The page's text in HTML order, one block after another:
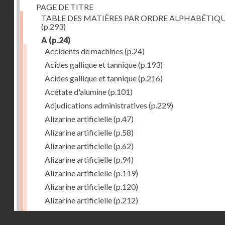
PAGE DE TITRE
TABLE DES MATIÈRES PAR ORDRE
(p.293)
A (p.24)
Accidents de machines (p.24)
Acides gallique et tannique(p.193)
Acides gallique et tannique(p.216)
Acétate d'alumine(p.101)
Adjudications administratives (p.229)
Alizarine artificielle(p.47)
Alizarine artificielle(p.58)
Alizarine artificielle(p.62)
Alizarine artificielle(p.94)
Alizarine artificielle(p.119)
Alizarine artificielle(p.120)
Alizarine artificielle(p.212)
Alizarine artificielle(p.256)